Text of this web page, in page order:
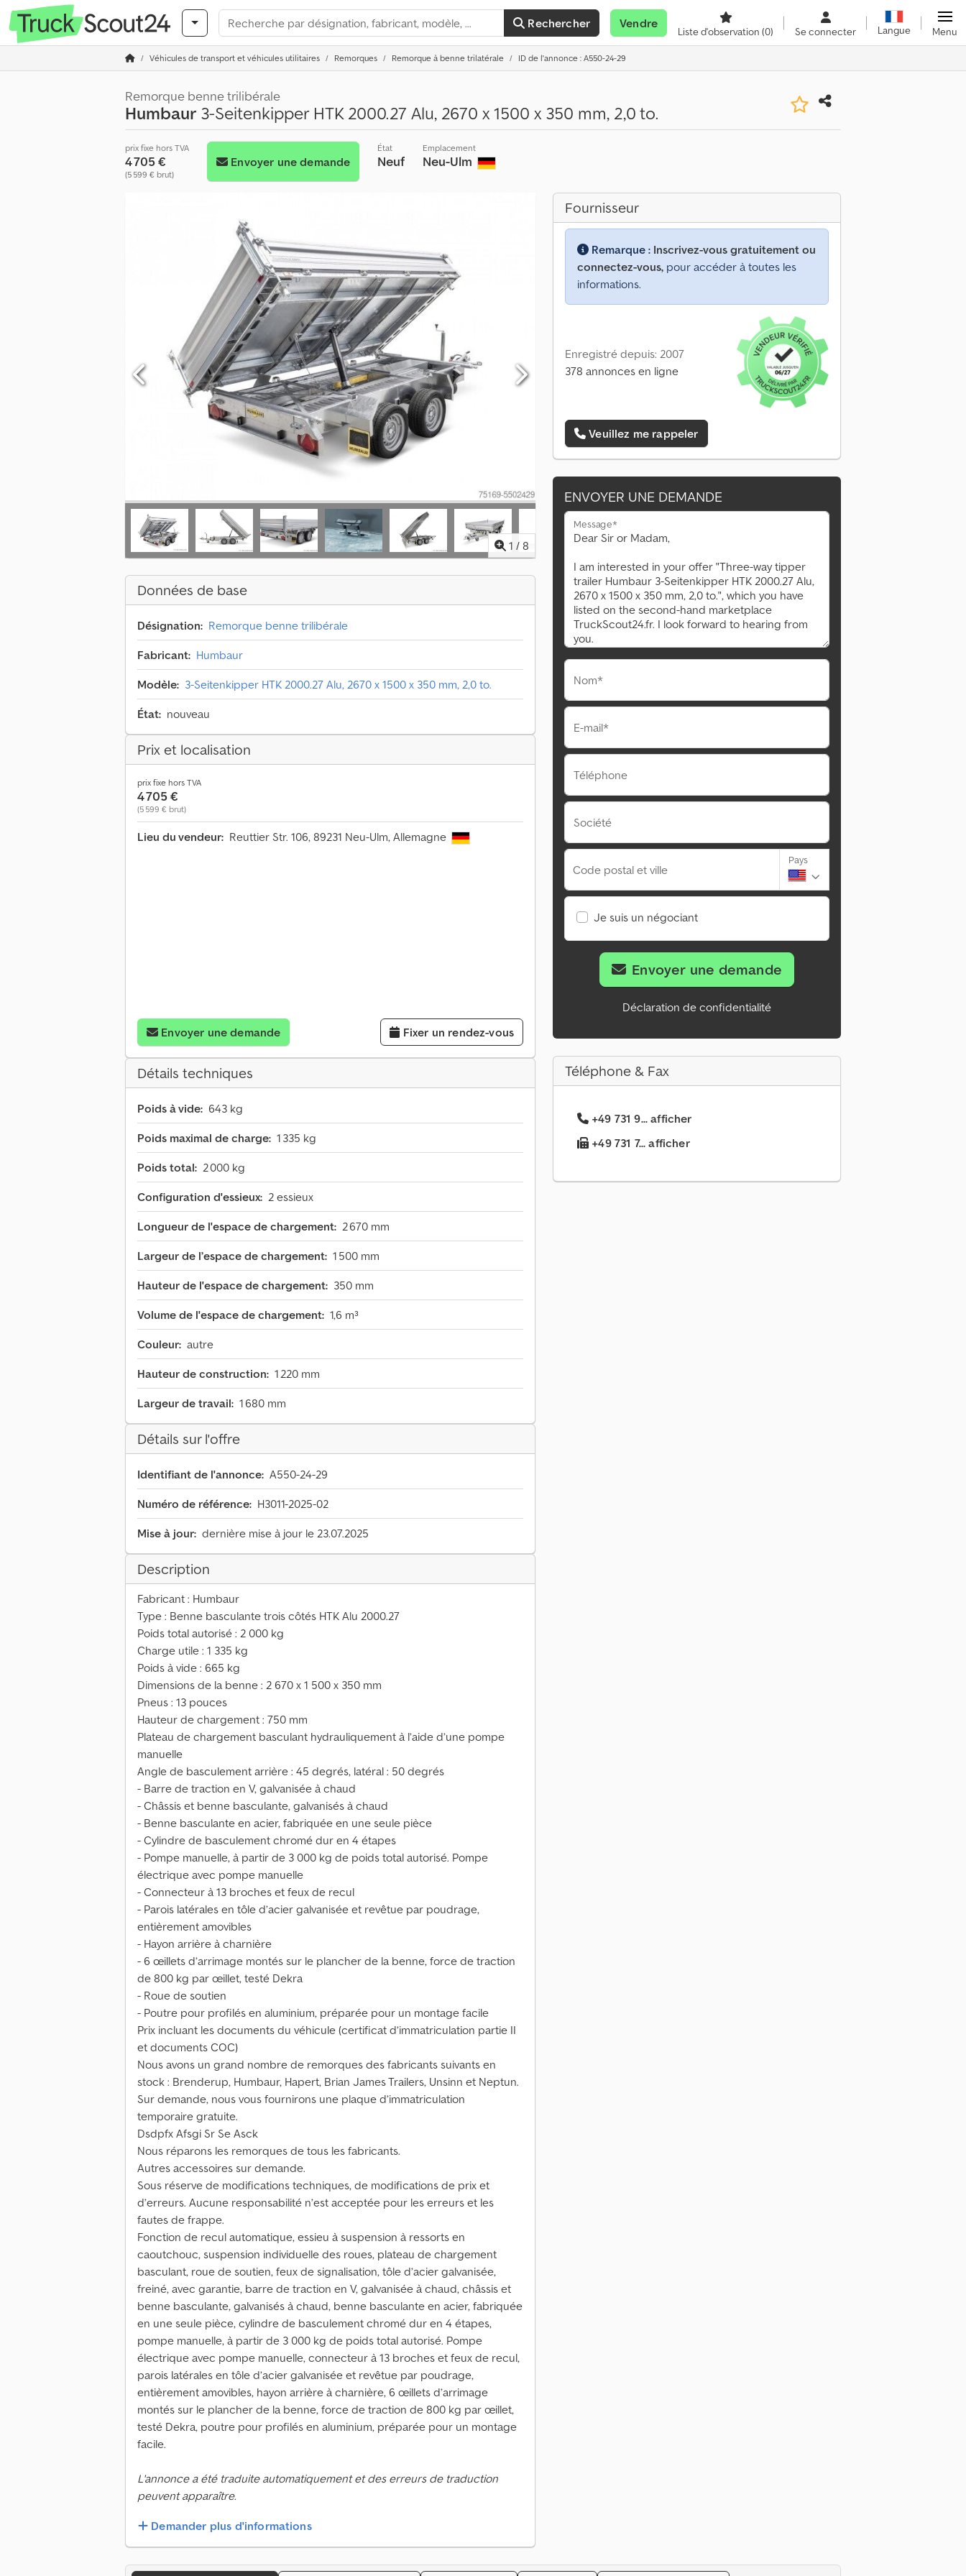
Rechercher Vendre
Liste d'observation (0) Se connecter Langue Menu
Véhicules de transport et véhicules utilitaires Remorques Remorque à benne trilatérale ID de l'annonce : A550-24-29
Remorque benne trilibérale
Humbaur 3-Seitenkipper HTK 2000.27 Alu, 2670 x 1500 x 350 mm, 2,0 to.
prix fixe hors TVA
4 705 €
(5 599 € brut)
Envoyer une demande
État
Neuf
Emplacement
Neu-Ulm
1 / 8
Données de base
Désignation: Remorque benne trilibérale
Fabricant: Humbaur
Modèle: 3-Seitenkipper HTK 2000.27 Alu, 2670 x 1500 x 350 mm, 2,0 to.
État: nouveau
Prix et localisation
prix fixe hors TVA
4 705 €
(5 599 € brut)
Lieu du vendeur: Reuttier Str. 106, 89231 Neu-Ulm, Allemagne
Envoyer une demande Fixer un rendez-vous
Détails techniques
Poids à vide: 643 kg
Poids maximal de charge: 1 335 kg
Poids total: 2 000 kg
Configuration d'essieux: 2 essieux
Longueur de l'espace de chargement: 2 670 mm
Largeur de l’espace de chargement: 1 500 mm
Hauteur de l'espace de chargement: 350 mm
Volume de l'espace de chargement: 1,6 m³
Couleur: autre
Hauteur de construction: 1 220 mm
Largeur de travail: 1 680 mm
Détails sur l'offre
Identifiant de l'annonce: A550-24-29
Numéro de référence: H3011-2025-02
Mise à jour: dernière mise à jour le 23.07.2025
Description
Fabricant : Humbaur
Type : Benne basculante trois côtés HTK Alu 2000.27
Poids total autorisé : 2 000 kg
Charge utile : 1 335 kg
Poids à vide : 665 kg
Dimensions de la benne : 2 670 x 1 500 x 350 mm
Pneus : 13 pouces
Hauteur de chargement : 750 mm
Plateau de chargement basculant hydrauliquement à l’aide d’une pompe
manuelle
Angle de basculement arrière : 45 degrés, latéral : 50 degrés
- Barre de traction en V, galvanisée à chaud
- Châssis et benne basculante, galvanisés à chaud
- Benne basculante en acier, fabriquée en une seule pièce
- Cylindre de basculement chromé dur en 4 étapes
- Pompe manuelle, à partir de 3 000 kg de poids total autorisé. Pompe
électrique avec pompe manuelle
- Connecteur à 13 broches et feux de recul
- Parois latérales en tôle d’acier galvanisée et revêtue par poudrage,
entièrement amovibles
- Hayon arrière à charnière
- 6 œillets d’arrimage montés sur le plancher de la benne, force de traction
de 800 kg par œillet, testé Dekra
- Roue de soutien
- Poutre pour profilés en aluminium, préparée pour un montage facile
Prix incluant les documents du véhicule (certificat d’immatriculation partie II
et documents COC)
Nous avons un grand nombre de remorques des fabricants suivants en
stock : Brenderup, Humbaur, Hapert, Brian James Trailers, Unsinn et Neptun.
Sur demande, nous vous fournirons une plaque d’immatriculation
temporaire gratuite.
Dsdpfx Afsgi Sr Se Asck
Nous réparons les remorques de tous les fabricants.
Autres accessoires sur demande.
Sous réserve de modifications techniques, de modifications de prix et
d’erreurs. Aucune responsabilité n’est acceptée pour les erreurs et les
fautes de frappe.
Fonction de recul automatique, essieu à suspension à ressorts en
caoutchouc, suspension individuelle des roues, plateau de chargement
basculant, roue de soutien, feux de signalisation, tôle d’acier galvanisée,
freiné, avec garantie, barre de traction en V, galvanisée à chaud, châssis et
benne basculante, galvanisés à chaud, benne basculante en acier, fabriquée
en une seule pièce, cylindre de basculement chromé dur en 4 étapes,
pompe manuelle, à partir de 3 000 kg de poids total autorisé. Pompe
électrique avec pompe manuelle, connecteur à 13 broches et feux de recul,
parois latérales en tôle d’acier galvanisée et revêtue par poudrage,
entièrement amovibles, hayon arrière à charnière, 6 œillets d’arrimage
montés sur le plancher de la benne, force de traction de 800 kg par œillet,
testé Dekra, poutre pour profilés en aluminium, préparée pour un montage
facile.
L'annonce a été traduite automatiquement et des erreurs de traduction
peuvent apparaître.
Demander plus d'informations
Fournisseur
Remarque : Inscrivez-vous gratuitement ou
connectez-vous, pour accéder à toutes les
informations.
Enregistré depuis: 2007
378 annonces en ligne
Veuillez me rappeler
ENVOYER UNE DEMANDE
Message*
Nom*
E-mail*
Téléphone
Société
Code postal et ville
Pays
Je suis un négociant
Envoyer une demande
Déclaration de confidentialité
Téléphone & Fax
+49 731 9... afficher
+49 731 7... afficher